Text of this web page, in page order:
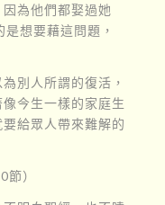
為他們都娶過她
是想要藉這問題，
別人所謂的復活，
今生一樣的家庭生
給眾人帶來難解的
）